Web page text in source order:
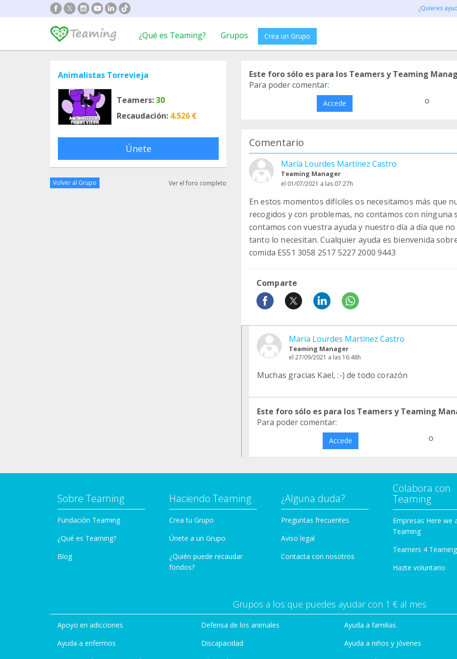
¿Quieres
¿Qué es Teaming? Grupos Crea un Grupo
Animalistas Torrevieja
Teamers:30
Recaudación: 4.526 €
Únete
Volver al Grupo Ver el foro completo
Este foro sólo es para los Teamers y Teaming
Para poder comentar:
Accede o
Comentario
María Lourdes Martínez Castro
Teaming Manager
el 01/07/2021 a las 07:27h
En estos momentos difíciles os necesitamos más que
recogidos y con problemas, no contamos con ninguna
contamos con vuestra ayuda y nuestro día a día que
tanto lo necesitan. Cualquier ayuda es bienvenida
comida ES51 3058 2517 5227 2000 9443
Comparte
María Lourdes Martínez Castro
Teaming Manager
el 27/09/2021 a las 16:48h
Muchas gracias Kael, :-) de todo corazón
Este foro sólo es para los Teamers y Teaming
Para poder comentar:
Accede o
Sobre Teaming
Fundación Teaming
¿Qué es Teaming?
Blog
Haciendo Teaming
Crea tu Grupo
Únete a un Grupo
¿Quién puede recaudar
fondos?
¿Alguna duda?
Preguntas frecuentes
Aviso legal
Contacta con nosotros
Colabora con
Teaming
Empresas Here we
Teaming
Teamers 4 Teaming
Hazte voluntario
Grupos a los que puedes ayudar con 1 € al mes
Apoyo en adicciones
Ayuda a enfermos
Defensa de los animales
Discapacidad
Ayuda a familias
Ayuda a niños y jóvenes